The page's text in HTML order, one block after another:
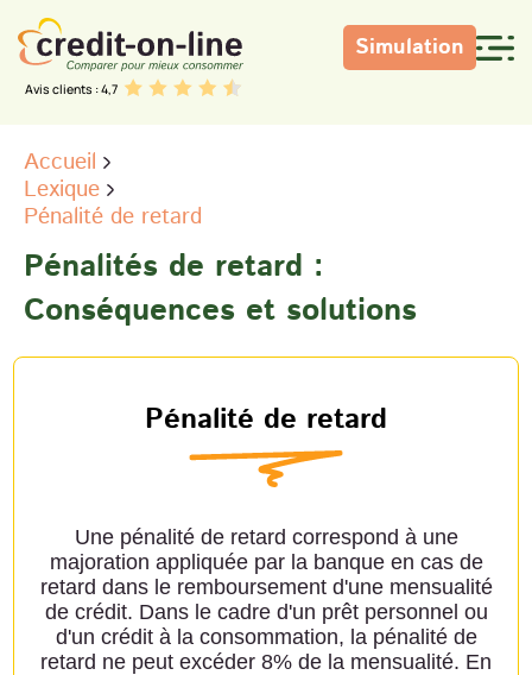
Avis clients : 4,7
Simulation
Accueil
Lexique
Pénalité de retard
Pénalités de retard :
Conséquences et solutions
Pénalité de retard
Une pénalité de retard correspond à une
majoration appliquée par la banque en cas de
retard dans le remboursement d'une mensualité
de crédit. Dans le cadre d'un prêt personnel ou
d'un crédit à la consommation, la pénalité de
retard ne peut excéder 8% de la mensualité. En